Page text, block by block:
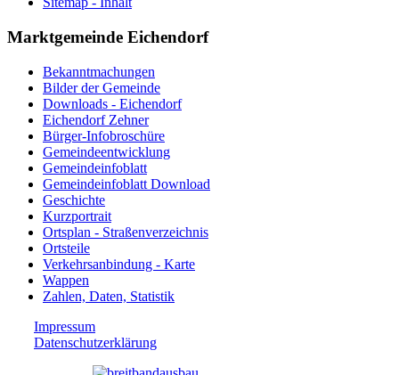
Marktgemeinde Eichendorf
Bekanntmachungen
Bilder der Gemeinde
Downloads - Eichendorf
Eichendorf Zehner
Bürger-Infobroschüre
Gemeindeentwicklung
Gemeindeinfoblatt
Gemeindeinfoblatt Download
Geschichte
Kurzportrait
Ortsplan - Straßenverzeichnis
Ortsteile
Verkehrsanbindung - Karte
Wappen
Zahlen, Daten, Statistik
Impressum
Datenschutzerklärung